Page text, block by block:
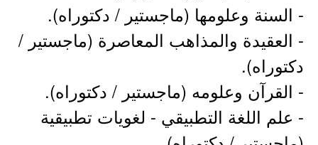
- السنة وعلومها (ماجستير / دكتوراه).
- العقيدة والمذاهب المعاصرة (ماجستير /
دكتوراه).
- القرآن وعلومه (ماجستير / دكتوراه).
- علم اللغة التطبيقي - لغويات تطبيقية